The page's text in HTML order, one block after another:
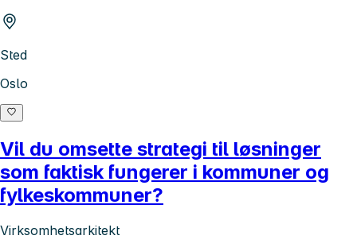
Sted
Oslo
Vil du omsette strategi til løsninger
som faktisk fungerer i kommuner og
fylkeskommuner?
Virksomhetsarkitekt